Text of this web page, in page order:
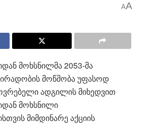
AA
მოხსნილმა 2053-მა
მოწმობა უფასოდ
ადგილის მიხედვით
მოხსნილი
მიმდინარე აქციის